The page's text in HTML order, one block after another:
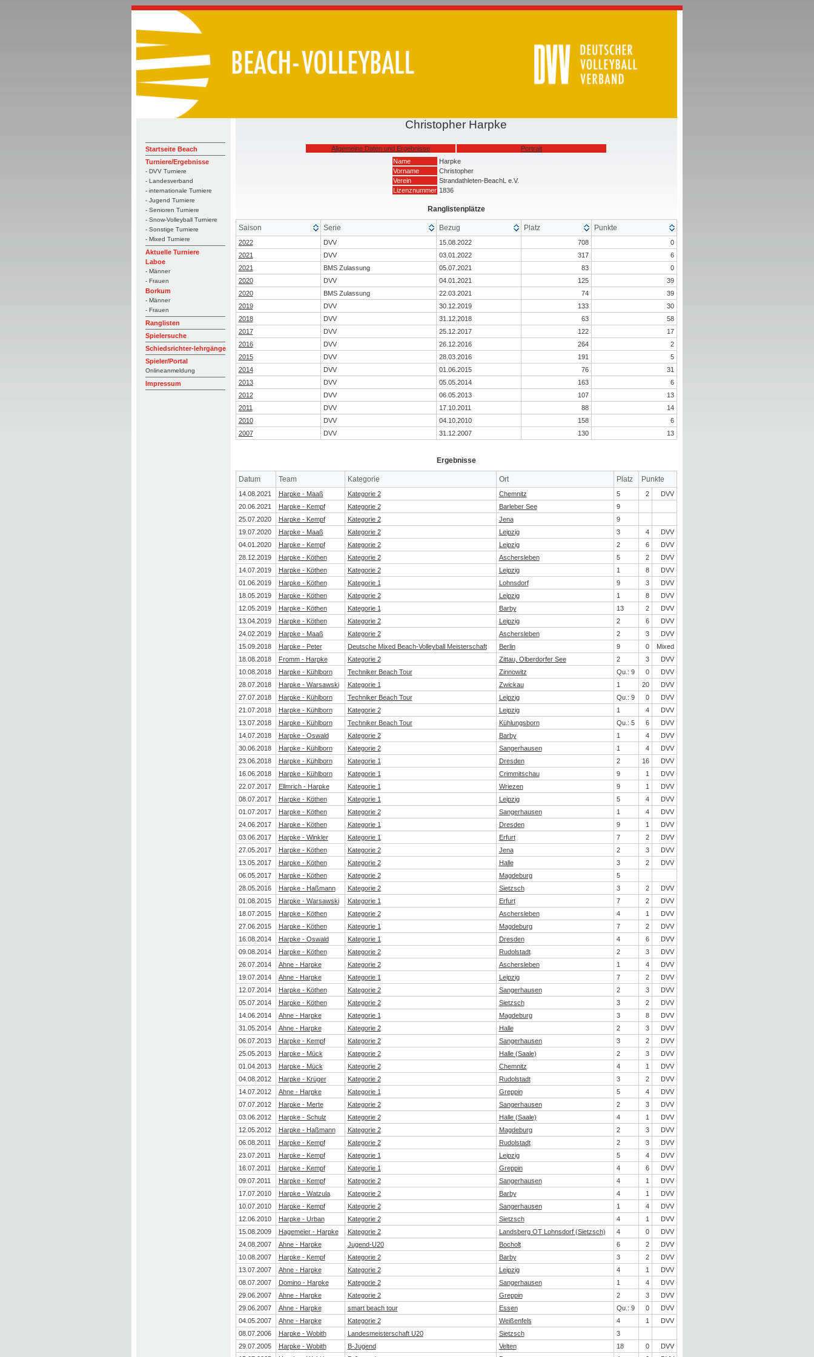
Startseite Beach
Turniere/Ergebnisse
- DVV Turniere
- Landesverband
- internationale Turniere
- Jugend Turniere
- Senioren Turniere
- Snow-Volleyball Turniere
- Sonstige Turniere
- Mixed Turniere
Aktuelle Turniere
Laboe
- Männer
- Frauen
Borkum
- Männer
- Frauen
Ranglisten
Spielersuche
Schiedsrichter-lehrgänge
Spieler/Portal
Onlineanmeldung
Impressum
Christopher Harpke
Allgemeine Daten und Ergebnisse
Portrait
Name
Harpke
Vorname
Christopher
Verein
Strandathleten-BeachL e.V.
Lizenznummer 1836
Ranglistenplätze
Saison Serie Bezug Platz Punkte
2022 DVV 15.08.2022 708
0
2021
DVV 03.01.2022 317
6
2021
BMS Zulassung 05.07.2021 83
0
2020
DVV 04.01.2021 125
39
2020
BMS Zulassung 22.03.2021 74
39
2019
DVV 30.12.2019 133
30
2018
DVV 31.12.2018 63
58
2017
DVV 25.12.2017 122
17
2016
DVV 26.12.2016 264
2
2015
DVV 28.03.2016 191
5
2014
DVV 01.06.2015 76
31
2013
DVV 05.05.2014 163
6
2012
DVV 06.05.2013 107
13
2011
DVV 17.10.2011 88
14
2010
DVV 04.10.2010 158
6
2007
DVV 31.12.2007 130 13
Ergebnisse
Datum Team Kategorie Ort Platz Punkte
14.08.2021 Harpke - Maaß Kategorie 2 Chemnitz 5 2
DVV
20.06.2021
Harpke - Kempf Kategorie 2 Barleber See
9
25.07.2020
Harpke - Kempf Kategorie 2 Jena
9
19.07.2020
Harpke - Maaß Kategorie 2 Leipzig 3 4
DVV
04.01.2020
Harpke - Kempf Kategorie 2 Leipzig 2 6
DVV
28.12.2019
Harpke - Köthen Kategorie 2 Aschersleben 5 2
DVV
14.07.2019
Harpke - Köthen Kategorie 2 Leipzig 1 8
DVV
01.06.2019
Harpke - Köthen Kategorie 1 Lohnsdorf 9 3
DVV
18.05.2019
Harpke - Köthen Kategorie 2 Leipzig 1 8
DVV
12.05.2019
Harpke - Köthen Kategorie 1 Barby 13 2
DVV
13.04.2019
Harpke - Köthen Kategorie 2 Leipzig 2 6
DVV
24.02.2019
Harpke - Maaß Kategorie 2 Aschersleben 2 3
DVV
15.09.2018
Harpke - Peter Deutsche Mixed Beach-Volleyball Meisterschaft Berlin 9 0
Mixed
18.08.2018
Fromm - Harpke Kategorie 2 Zittau, Olberdorfer See 2 3
DVV
10.08.2018
Harpke - Kühlborn Techniker Beach Tour Zinnowitz Qu.: 9 0
DVV
28.07.2018
Harpke - Warsawski Kategorie 1 Zwickau 1 20
DVV
27.07.2018
Harpke - Kühlborn Techniker Beach Tour Leipzig Qu.: 9 0
DVV
21.07.2018
Harpke - Kühlborn Kategorie 2 Leipzig 1 4
DVV
13.07.2018
Harpke - Kühlborn Techniker Beach Tour Kühlungsborn Qu.: 5 6
DVV
14.07.2018
Harpke - Oswald Kategorie 2 Barby 1 4
DVV
30.06.2018
Harpke - Kühlborn Kategorie 2 Sangerhausen 1 4
DVV
23.06.2018
Harpke - Kühlborn Kategorie 1 Dresden 2 16
DVV
16.06.2018
Harpke - Kühlborn Kategorie 1 Crimmitschau 9 1
DVV
22.07.2017
Ellmrich - Harpke Kategorie 1 Wriezen 9 1
DVV
08.07.2017
Harpke - Köthen Kategorie 1 Leipzig 5 4
DVV
01.07.2017
Harpke - Köthen Kategorie 2 Sangerhausen 1 4
DVV
24.06.2017
Harpke - Köthen Kategorie 1 Dresden 9 1
DVV
03.06.2017
Harpke - Winkler Kategorie 1 Erfurt 7 2
DVV
27.05.2017
Harpke - Köthen Kategorie 2 Jena 2 3
DVV
13.05.2017
Harpke - Köthen Kategorie 2 Halle 3 2
DVV
06.05.2017
Harpke - Köthen Kategorie 2 Magdeburg
5
28.05.2016
Harpke - Haßmann Kategorie 2 Sietzsch 3 2
DVV
01.08.2015
Harpke - Warsawski Kategorie 1 Erfurt 7 2
DVV
18.07.2015
Harpke - Köthen Kategorie 2 Aschersleben 4 1
DVV
27.06.2015
Harpke - Köthen Kategorie 1 Magdeburg 7 2
DVV
16.08.2014
Harpke - Oswald Kategorie 1 Dresden 4 6
DVV
09.08.2014
Harpke - Köthen Kategorie 2 Rudolstadt 2 3
DVV
26.07.2014
Ahne - Harpke Kategorie 2 Aschersleben 1 4
DVV
19.07.2014
Ahne - Harpke Kategorie 1 Leipzig 7 2
DVV
12.07.2014
Harpke - Köthen Kategorie 2 Sangerhausen 2 3
DVV
05.07.2014
Harpke - Köthen Kategorie 2 Sietzsch 3 2
DVV
14.06.2014
Ahne - Harpke Kategorie 1 Magdeburg 3 8
DVV
31.05.2014
Ahne - Harpke Kategorie 2 Halle 2 3
DVV
06.07.2013
Harpke - Kempf Kategorie 2 Sangerhausen 3 2
DVV
25.05.2013
Harpke - Mück Kategorie 2 Halle (Saale) 2 3
DVV
01.04.2013
Harpke - Mück Kategorie 2 Chemnitz 4 1
DVV
04.08.2012
Harpke - Krüger Kategorie 2 Rudolstadt 3 2
DVV
14.07.2012
Ahne - Harpke Kategorie 1 Greppin 5 4
DVV
07.07.2012
Harpke - Merte Kategorie 2 Sangerhausen 2 3
DVV
03.06.2012
Harpke - Schulz Kategorie 2 Halle (Saale) 4 1
DVV
12.05.2012
Harpke - Haßmann Kategorie 2 Magdeburg 2 3
DVV
06.08.2011
Harpke - Kempf Kategorie 2 Rudolstadt 2 3
DVV
23.07.2011
Harpke - Kempf Kategorie 1 Leipzig 5 4
DVV
16.07.2011
Harpke - Kempf Kategorie 1 Greppin 4 6
DVV
09.07.2011
Harpke - Kempf Kategorie 2 Sangerhausen 4 1
DVV
17.07.2010
Harpke - Watzula Kategorie 2 Barby 4 1
DVV
10.07.2010
Harpke - Kempf Kategorie 2 Sangerhausen 1 4
DVV
12.06.2010
Harpke - Urban Kategorie 2 Sietzsch 4 1
DVV
15.08.2009
Hagemeier - Harpke Kategorie 2 Landsberg OT Lohnsdorf (Sietzsch) 4 0
DVV
24.08.2007
Ahne - Harpke Jugend-U20 Bocholt 6 2
DVV
10.08.2007
Harpke - Kempf Kategorie 2 Barby 3 2
DVV
13.07.2007
Ahne - Harpke Kategorie 2 Leipzig 4 1
DVV
08.07.2007
Domino - Harpke Kategorie 2 Sangerhausen 1 4
DVV
29.06.2007
Ahne - Harpke Kategorie 2 Greppin 2 3
DVV
29.06.2007
Ahne - Harpke smart beach tour Essen Qu.: 9 0
DVV
04.05.2007
Ahne - Harpke Kategorie 2 Weißenfels 4 1
DVV
08.07.2006
Harpke - Wobith Landesmeisterschaft U20 Sietzsch
3
29.07.2005
Harpke - Wobith B-Jugend Velten 18 0
DVV